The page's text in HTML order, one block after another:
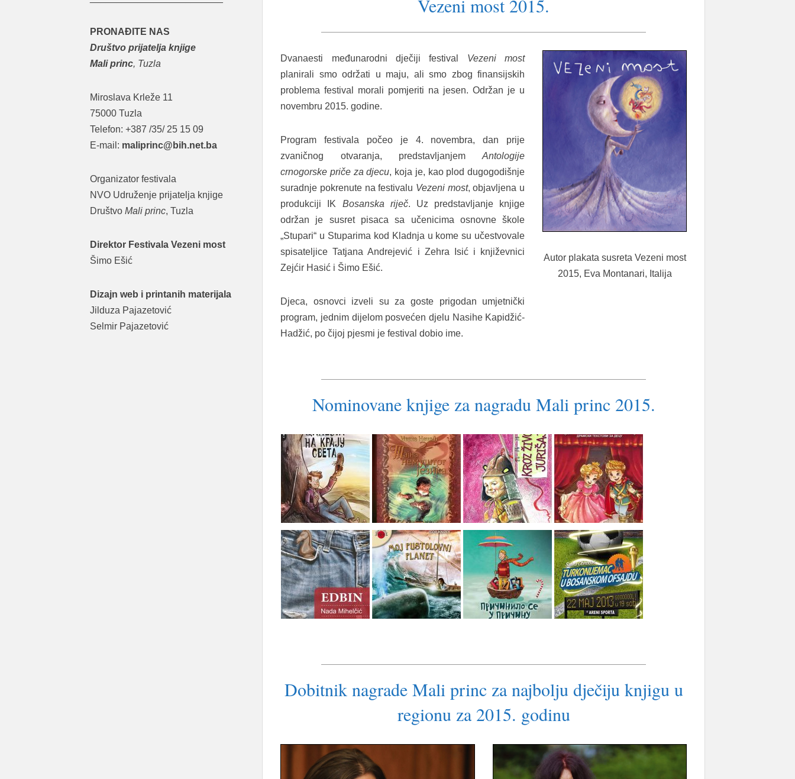
Vezeni most 2015.
Dvanaesti međunarodni dječiji festival Vezeni most
planirali smo održati u maju, ali smo zbog finansijskih
problema festival morali pomjeriti na jesen. Održan je u
novembru 2015. godine.
Program festivala počeo je 4. novembra, dan prije
zvaničnog otvaranja, predstavljanjemAntologije
crnogorske priče za djecu, koja je, kao plod dugogodišnje
suradnje pokrenute na festivalu Vezeni most, objavljena u
produkciji IK Bosanska riječ. Uz predstavljanje knjige
održan je susret pisaca sa učenicima osnovne škole
„Stupari“ u Stuparima kod Kladnja u kome su učestvovale
spisateljice Tatjana Andrejević i Zehra Isić i književnici
Zejćir Hasić i Šimo Ešić.
Djeca, osnovci izveli su za goste prigodan umjetnički
program, jednim dijelom posvećen djelu Nasihe Kapidžić-
Hadžić, po čijoj pjesmi je festival dobio ime.
Autor plakata susreta Vezeni most
2015, Eva Montanari, Italija
Nominovane knjige za nagradu Mali princ 2015.
Dobitnik nagrade Mali princ za najbolju dječiju knjigu u
regionu za 2015. godinu
PRONAĐITE NAS
Društvo prijatelja knjige
Mali princ, Tuzla
Miroslava Krleže 11
75000 Tuzla
Telefon: +387 /35/ 25 15 09
E-mail: maliprinc@bih.net.ba
Organizator festivala
NVO Udruženje prijatelja knjige
Društvo Mali princ, Tuzla
Direktor Festivala Vezeni most
Šimo Ešić
Dizajn web i printanih materijala
Jilduza Pajazetović
Selmir Pajazetović